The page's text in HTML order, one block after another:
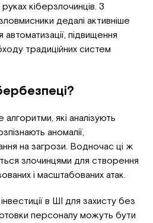
кіберзлочинців. З
дедалі активніше
підвищення
традиційних систем
які аналізують
аномалії,
на загрози. Водночас ці ж
злочинцями для створення
і масштабованих атак.
в ШІ для захисту без
персоналу можуть бути